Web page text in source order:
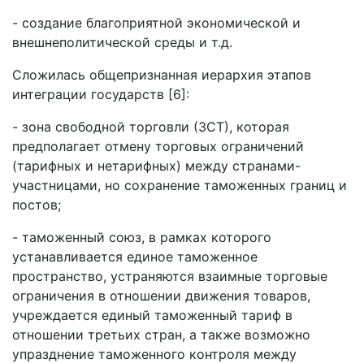
- создание благоприятной экономической и
внешнеполитической среды и т.д.
Сложилась общепризнанная иерархия этапов
интеграции государств [6]:
- зона свободной торговли (ЗСТ), которая
предполагает отмену торговых ограничений
(тарифных и нетарифных) между странами-
участницами, но сохранение таможенных границ и
постов;
- таможенный союз, в рамках которого
устанавливается единое таможенное
пространство, устраняются взаимные торговые
ограничения в отношении движения товаров,
учреждается единый таможенный тариф в
отношении третьих стран, а также возможно
упразднение таможенного контроля между